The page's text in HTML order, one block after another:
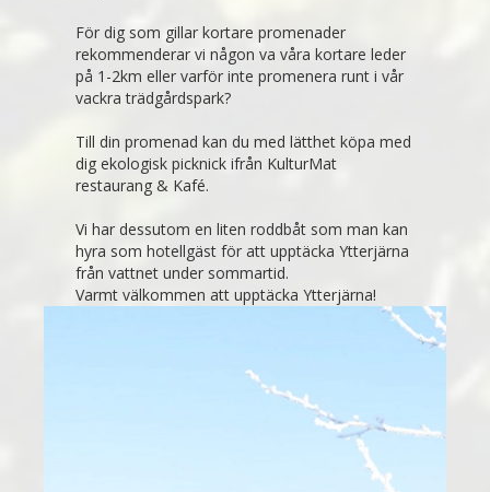
För dig som gillar kortare promenader
rekommenderar vi någon va våra kortare leder
på 1-2km eller varför inte promenera runt i vår
vackra trädgårdspark?
Till din promenad kan du med lätthet köpa med
dig ekologisk picknick ifrån KulturMat
restaurang & Kafé.
Vi har dessutom en liten roddbåt som man kan
hyra som hotellgäst för att upptäcka Ytterjärna
från vattnet under sommartid.
Varmt välkommen att upptäcka Ytterjärna!